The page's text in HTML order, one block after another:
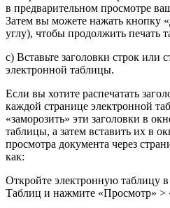
в предварительном просмотре
Затем вы можете нажать
углу), чтобы продолжить печать
c) Вставьте заголовки строк или
электронной таблицы.
Если вы хотите распечатать
каждой странице электронной
«заморозить» эти заголовки в
таблицы, а затем вставить их в
просмотра документа через
как:
Откройте электронную таблицу
Таблиц и нажмите «Просмотр» >